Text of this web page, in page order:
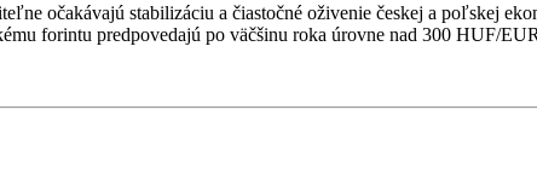
očakávajú stabilizáciu a čiastočné oživenie českej a poľskej
forintu predpovedajú po väčšinu roka úrovne nad 300 HUF/